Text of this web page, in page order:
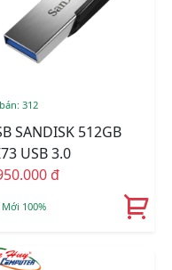
312
SANDISK 512GB
USB 3.0
đ
Mới 100%